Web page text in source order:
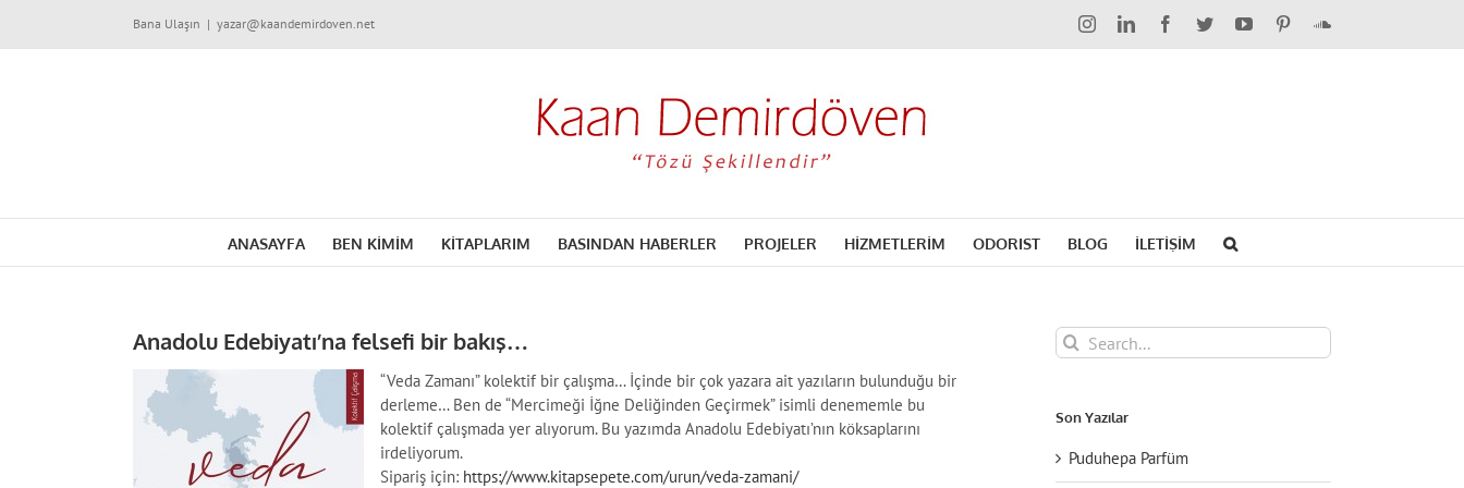
Bana Ulaşın | yazar@kaandemirdoven.net InstagramLinkedInFacebook
TwitterYouTubePinterestSoundCloud
ANASAYFA BEN KİMİM KİTAPLARIM BASINDAN HABERLER PROJELER HİZMETLERİM ODORIST BLOG İLETİŞİM
Anadolu Edebiyatı’na felsefi bir bakış…
“Veda Zamanı” kolektif bir çalışma… İçinde bir çok yazara ait yazıların bulunduğu bir
derleme… Ben de “Mercimeği İğne Deliğinden Geçirmek” isimli denememle bu
kolektif çalışmada yer alıyorum. Bu yazımda Anadolu Edebiyatı’nın köksaplarını
irdeliyorum.
Sipariş için: https://www.kitapsepete.com/urun/veda-zamani/
Search
for:
Son Yazılar
Puduhepa Parfüm